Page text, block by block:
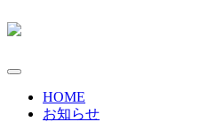
Toggle
navigation
HOME
お知らせ